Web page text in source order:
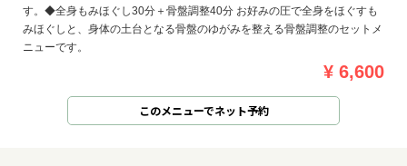
す。◆全身もみほぐし30分＋骨盤調整40分 お好みの圧で全身をほぐすも
みほぐしと、身体の土台となる骨盤のゆがみを整える骨盤調整のセットメ
ニューです。
¥ 6,600
このメニューでネット予約